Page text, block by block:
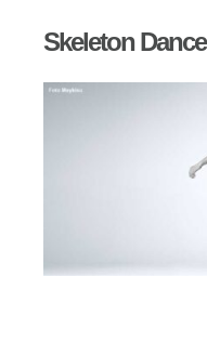
Skeleton Dance